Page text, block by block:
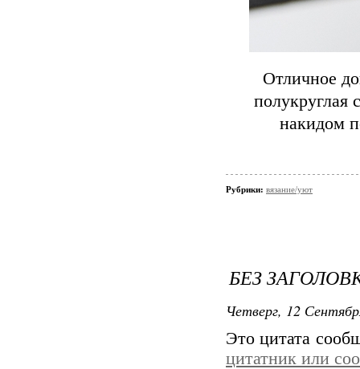
Отличное
полукруглая
накидом
Рубрики: вязание/уют
БЕЗ
Четверг, 12
Это цитата
цитатник или